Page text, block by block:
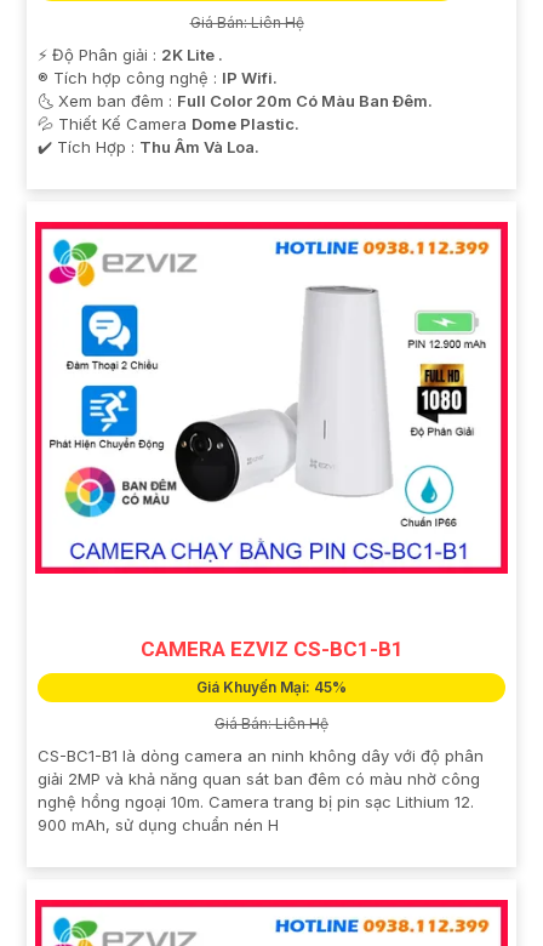
Giá Bán: Liên Hệ
️⚡ Độ Phân giải : 2K Lite .
®️ Tích hợp công nghệ : IP Wifi.
🌜 Xem ban đêm : Full Color 20m Có Màu Ban Ðêm.
💦 Thiết Kế Camera Dome Plastic.
️✔️ Tích Hợp : Thu Âm Và Loa.
CAMERA EZVIZ CS-BC1-B1
Giá Khuyến Mại: 45%
Giá Bán: Liên Hệ
CS-BC1-B1 là dòng camera an ninh không dây với độ phân
giải 2MP và khả năng quan sát ban đêm có màu nhờ công
nghệ hồng ngoại 10m. Camera trang bị pin sạc Lithium 12.
900 mAh, sử dụng chuẩn nén H